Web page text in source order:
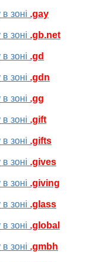
зоні .gay
зоні .gb.net
зоні .gd
зоні .gdn
зоні .gg
зоні .gift
зоні .gifts
зоні .gives
зоні .giving
зоні .glass
зоні .global
зоні .gmbh